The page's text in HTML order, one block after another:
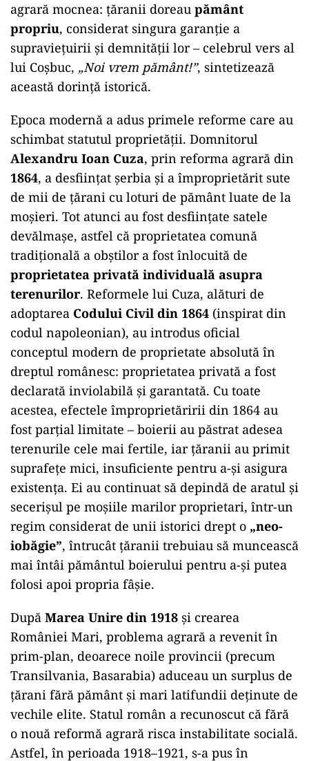
agrară mocnea: țăranii doreau pământ
propriu, considerat singura garanție a
supraviețuirii și demnității lor – celebrul vers al
lui Coșbuc, „Noi vrem pământ!”, sintetizează
această dorință istorică.
Epoca modernă a adus primele reforme care au
schimbat statutul proprietății. Domnitorul
Alexandru Ioan Cuza, prin reforma agrară din
1864, a desființat șerbia și a împroprietărit sute
de mii de țărani cu loturi de pământ luate de la
moșieri. Tot atunci au fost desființate satele
devălmașe, astfel că proprietatea comună
tradițională a obștilor a fost înlocuită de
proprietatea privată individuală asupra
terenurilor. Reformele lui Cuza, alături de
adoptarea Codului Civil din 1864 (inspirat din
codul napoleonian), au introdus oficial
conceptul modern de proprietate absolută în
dreptul românesc: proprietatea privată a fost
declarată inviolabilă și garantată. Cu toate
acestea, efectele împroprietăririi din 1864 au
fost parțial limitate – boierii au păstrat adesea
terenurile cele mai fertile, iar țăranii au primit
suprafețe mici, insuficiente pentru a-și asigura
existența. Ei au continuat să depindă de aratul și
secerișul pe moșiile marilor proprietari, într-un
regim considerat de unii istorici drept o „neo-
iobăgie”, întrucât țăranii trebuiau să muncească
mai întâi pământul boierului pentru a-și putea
folosi apoi propria fâșie.
După Marea Unire din 1918 și crearea
României Mari, problema agrară a revenit în
prim-plan, deoarece noile provincii (precum
Transilvania, Basarabia) aduceau un surplus de
țărani fără pământ și mari latifundii deținute de
vechile elite. Statul român a recunoscut că fără
o nouă reformă agrară risca instabilitate socială.
Astfel, în perioada 1918–1921, s-a pus în